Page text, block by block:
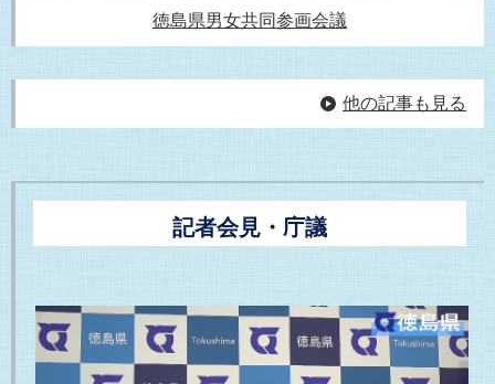
徳島県男女共同参画会議
他の記事も見る
記者会見・庁議